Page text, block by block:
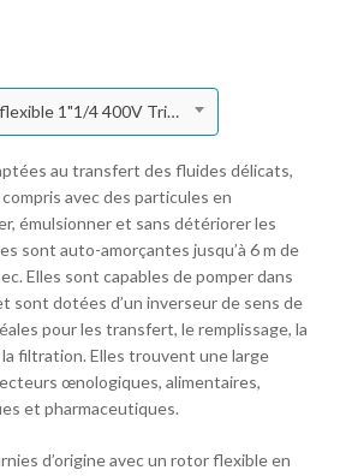
Pompe inox à rotor flexible 1"1/4 400V Tri 900TRM
au transfert des fluides délicats,
avec des particules en
émulsionner et sans détériorer les
sont auto-amorçantes jusqu’à 6 m de
Elles sont capables de pomper dans
sont dotées d’un inverseur de sens de
pour les transfert, le remplissage, la
filtration. Elles trouvent une large
œnologiques, alimentaires,
et pharmaceutiques.
d’origine avec un rotor flexible en